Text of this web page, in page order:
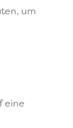
um
eine